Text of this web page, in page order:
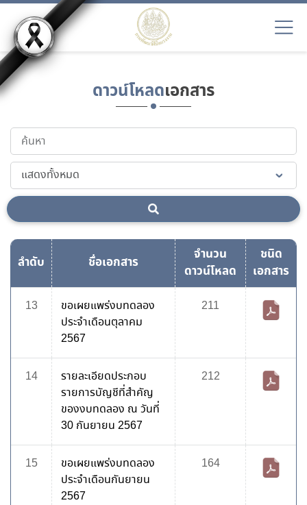
ดาวน์โหลดเอกสาร
ลำดับ ชื่อเอกสาร
จำนวน
ดาวน์โหลด
ชนิด
เอกสาร
13
ขอเผยแพร่งบทดลอง
ประจำเดือนตุลาคม
2567
211
14
รายละเอียดประกอบ
รายการบัญชีที่สำคัญ
ของงบทดลอง ณ วันที่
30 กันยายน 2567
212
15
ขอเผยแพร่งบทดลอง
ประจำเดือนกันยายน
2567
164